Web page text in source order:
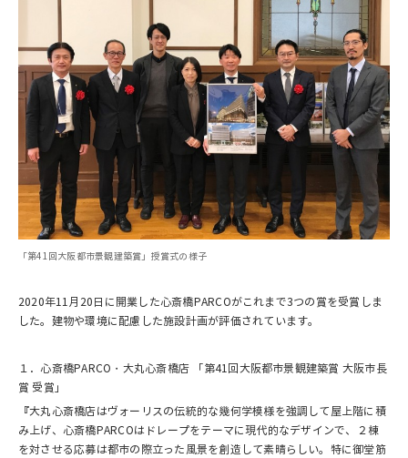
「第41回大阪都市景観建築賞」授賞式の様子
2020年11月20日に開業した心斎橋PARCOがこれまで3つの賞を受賞しま
した。建物や環境に配慮した施設計画が評価されています。
１．心斎橋PARCO・大丸心斎橋店 「第41回大阪都市景観建築賞 大阪市長
賞 受賞」
『大丸心斎橋店はヴォーリスの伝統的な幾何学模様を強調して屋上階に積
み上げ、心斎橋PARCOはドレープをテーマに現代的なデザインで、２棟
を対させる応募は都市の際立った風景を創造して素晴らしい。特に御堂筋